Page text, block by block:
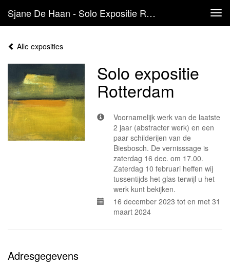
Sjane De Haan - Solo Expositie Rotterdam
Alle exposities
Solo expositie
Rotterdam
Voornamelijk werk van de laatste
2 jaar (abstracter werk) en een
paar schilderijen van de
Biesbosch. De vernisssage is
zaterdag 16 dec. om 17.00.
Zaterdag 10 februari heffen wij
tussentijds het glas terwijl u het
werk kunt bekijken.
16 december 2023 tot en met 31
maart 2024
Adresgegevens